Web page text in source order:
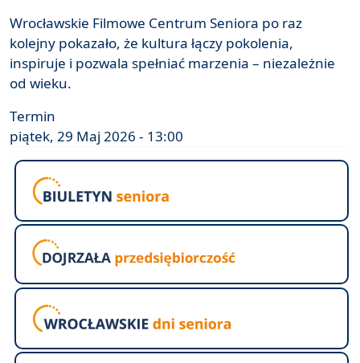
Wrocławskie Filmowe Centrum Seniora po raz
kolejny pokazało, że kultura łączy pokolenia,
inspiruje i pozwala spełniać marzenia – niezależnie
od wieku.
Termin
piątek, 29 Maj 2026 - 13:00